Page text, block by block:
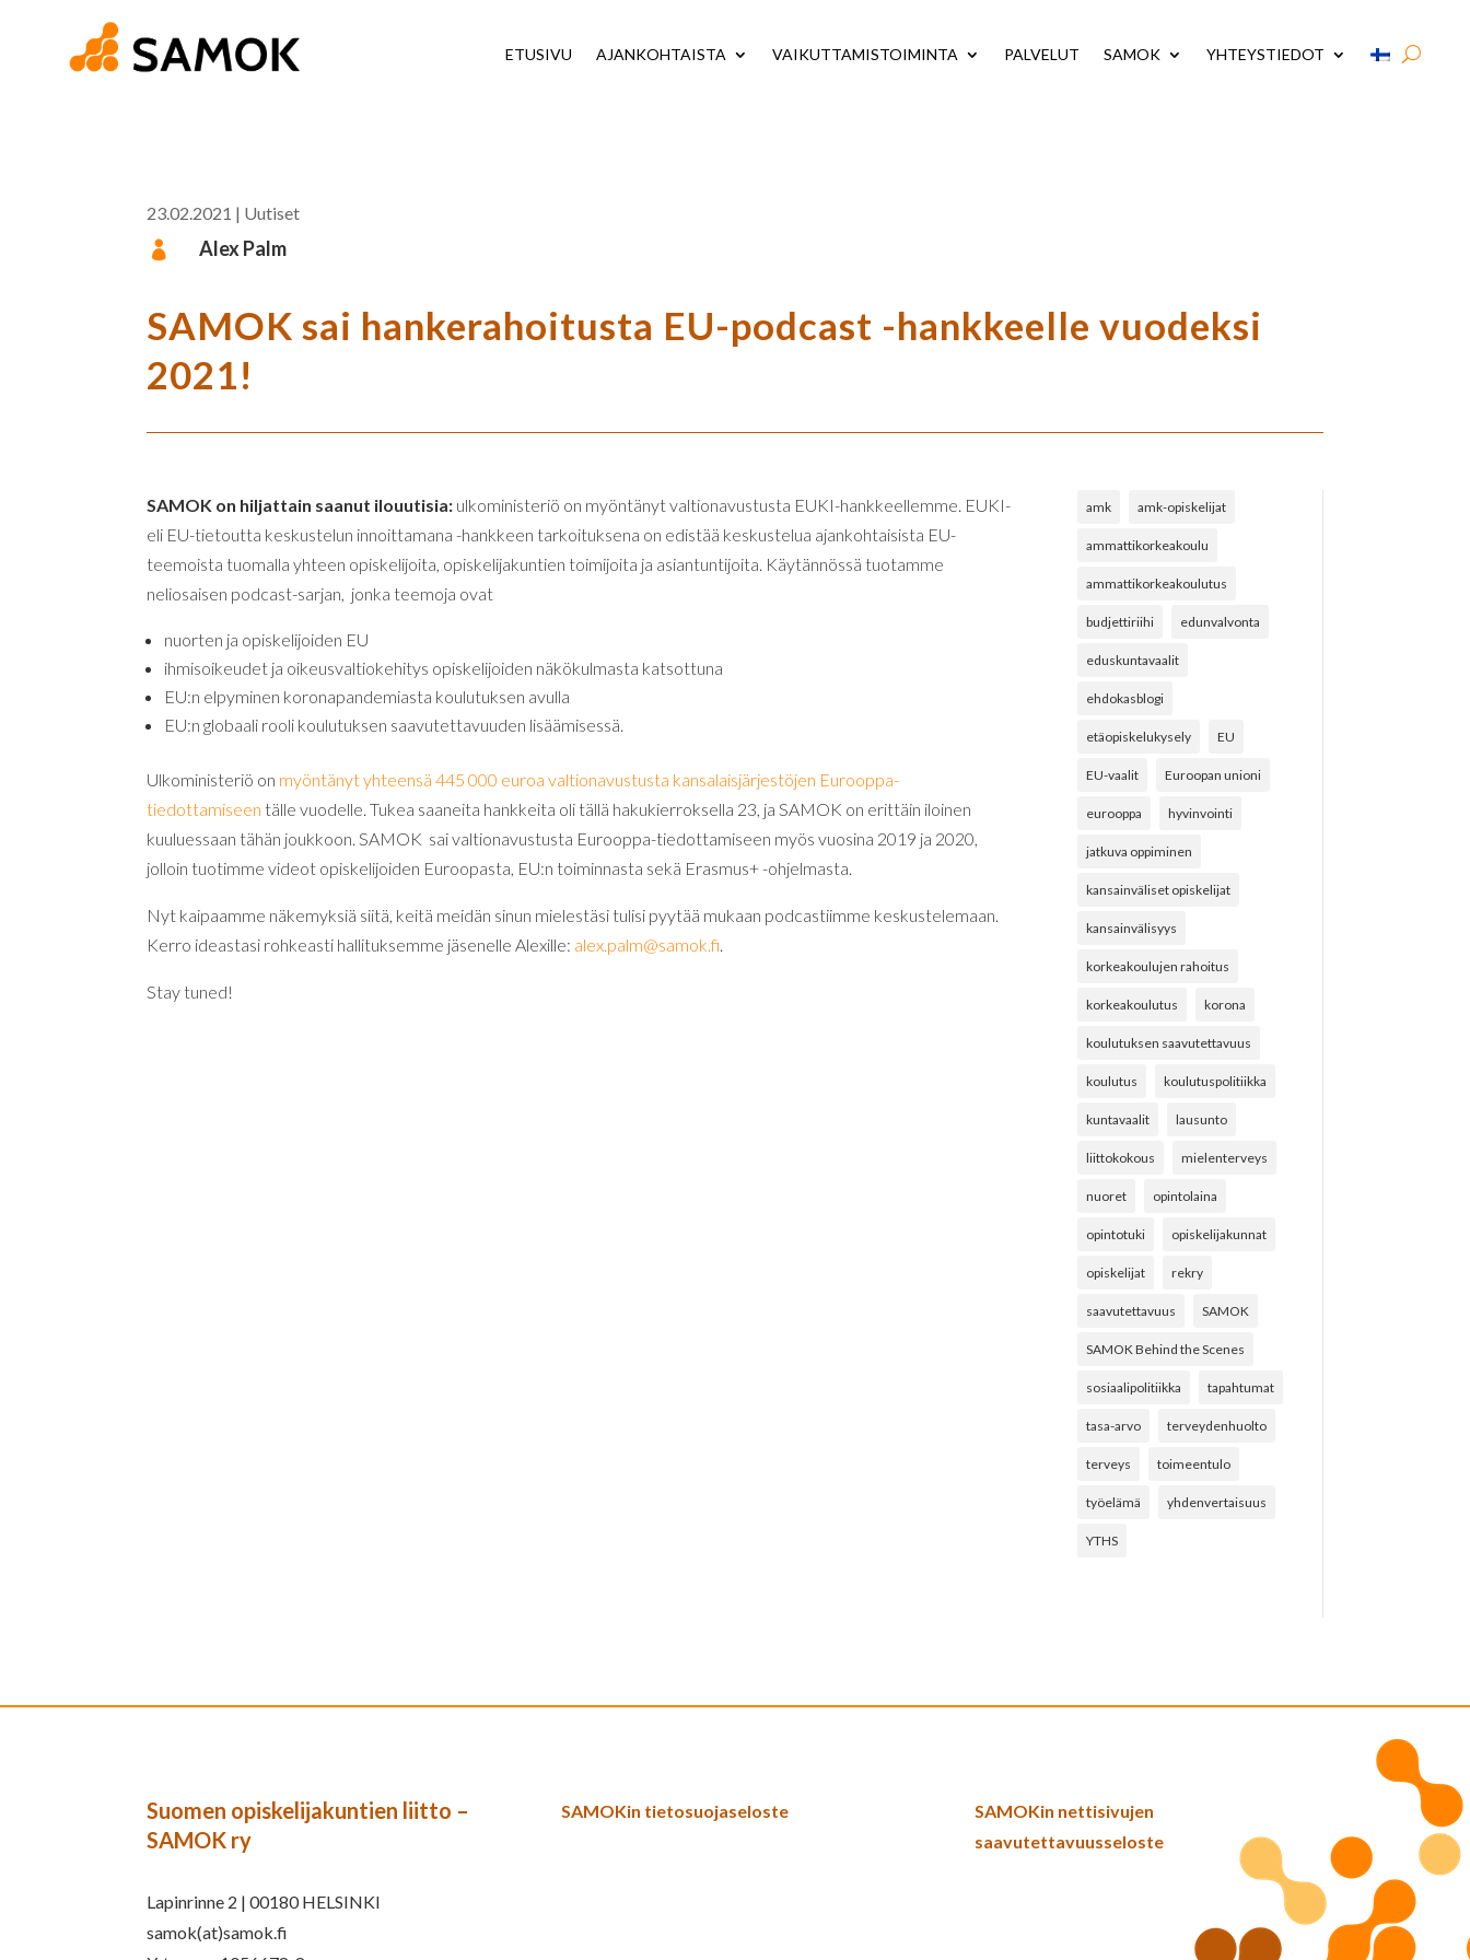
ETUSIVU AJANKOHTAISTA VAIKUTTAMISTOIMINTA PALVELUT SAMOK YHTEYSTIEDOT
23.02.2021 | Uutiset
 Alex Palm
SAMOK sai hankerahoitusta EU-podcast -hankkeelle vuodeksi
2021!
SAMOK on hiljattain saanut ilouutisia: ulkoministeriö on myöntänyt valtionavustusta EUKI-hankkeellemme. EUKI-
eli EU-tietoutta keskustelun innoittamana -hankkeen tarkoituksena on edistää keskustelua ajankohtaisista EU-
teemoista tuomalla yhteen opiskelijoita, opiskelijakuntien toimijoita ja asiantuntijoita. Käytännössä tuotamme
neliosaisen podcast-sarjan, jonka teemoja ovat
nuorten ja opiskelijoiden EU
ihmisoikeudet ja oikeusvaltiokehitys opiskelijoiden näkökulmasta katsottuna
EU:n elpyminen koronapandemiasta koulutuksen avulla
EU:n globaali rooli koulutuksen saavutettavuuden lisäämisessä.
Ulkoministeriö on myöntänyt yhteensä 445 000 euroa valtionavustusta kansalaisjärjestöjen Eurooppa-
tiedottamiseen tälle vuodelle. Tukea saaneita hankkeita oli tällä hakukierroksella 23, ja SAMOK on erittäin iloinen
kuuluessaan tähän joukkoon. SAMOK sai valtionavustusta Eurooppa-tiedottamiseen myös vuosina 2019 ja 2020,
jolloin tuotimme videot opiskelijoiden Euroopasta, EU:n toiminnasta sekä Erasmus+ -ohjelmasta.
Nyt kaipaamme näkemyksiä siitä, keitä meidän sinun mielestäsi tulisi pyytää mukaan podcastiimme keskustelemaan.
Kerro ideastasi rohkeasti hallituksemme jäsenelle Alexille: alex.palm@samok.fi
Stay tuned!
amk amk-opiskelijat
ammattikorkeakoulu
ammattikorkeakoulutus
budjettiriihi edunvalvonta
eduskuntavaalit
ehdokasblogi
etäopiskelukysely EU
EU-vaalit Euroopan unioni
eurooppa hyvinvointi
jatkuva oppiminen
kansainväliset opiskelijat
kansainvälisyys
korkeakoulujen rahoitus
korkeakoulutus korona
koulutuksen saavutettavuus
koulutus koulutuspolitiikka
kuntavaalit lausunto
liittokokous mielenterveys
nuoret opintolaina
opintotuki opiskelijakunnat
opiskelijat rekry
saavutettavuus SAMOK
SAMOK Behind the Scenes
sosiaalipolitiikka tapahtumat
tasa-arvo terveydenhuolto
terveys toimeentulo
työelämä yhdenvertaisuus
YTHS
Suomen opiskelijakuntien liitto –
SAMOK ry
Lapinrinne 2 | 00180 HELSINKI
samok(at)samok.fi
SAMOKin tietosuojaseloste
SAMOKin nettisivujen
saavutettavuusseloste